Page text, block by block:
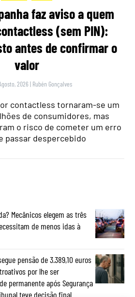
faz aviso a quem
(sem PIN):
antes de confirmar o
valor
2026 | Rubén Gonçalves
contactless tornaram-se um
de consumidores, mas
o risco de cometer um erro
passar despercebido
Mecânicos elegem as três
de menos idas à
pensão de 3.389,10 euros
por lhe ser
permanente após Segurança
teve decisão final